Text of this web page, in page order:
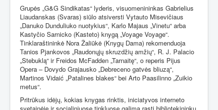
Grupės „G&G Sindikatas“ lyderis, visuomenininkas Gabrielius
Liaudanskas (Svaras) siūlo atsiversti Vytauto Misevičiaus
„Danuko Dunduliuko nuotykius“, Karlo Majaus „Vinetu“ arba
Kastyčio Sarnicko (Kasteto) knygą „Voyage Voyage“.
Tinklaraštininkė Nora Žaliūkė (Knygų Dama) rekomenduoja
Tanios Pjankovos „Raudonųjų skruzdžių amžių“, R. J. Palacio
„Stebuklą“ ir Freidos McFadden „Tarnaitę“, o reperis Pijus
Opera – Dovydo Grajausko „Debreceno gatvės bliuzą“,
Martinos Vidaić „Patalines blakes“ bei Arto Paasilinno „Zuikio
metus“.
Pritrūkus idėjų, kokias knygas rinktis, iniciatyvos interneto